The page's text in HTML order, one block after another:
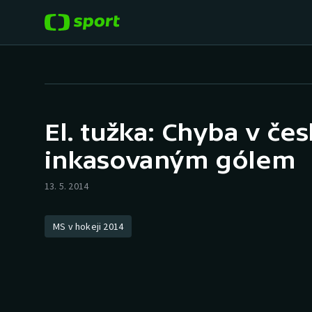
Hokej
Tenis
Cyklistika
Baseball a softbal
Basketbal
El. tužka: Chyba v
inkasovaným gólem
13. 5. 2014
MS v hokeji 2014